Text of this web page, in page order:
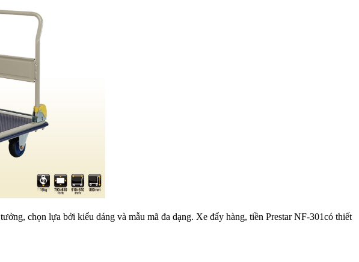
chọn lựa bởi kiểu dáng và mẫu mã đa dạng. Xe đẩy hàng, tiền Prestar NF-301có thiết